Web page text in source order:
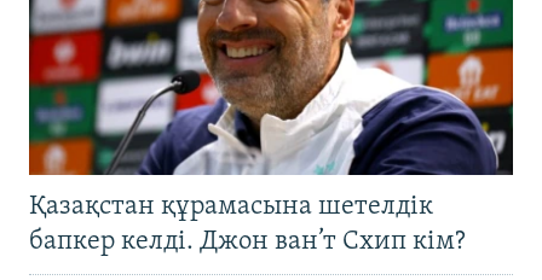
Қазақстан құрамасына шетелдік
бапкер келді. Джон ван’т Схип кім?